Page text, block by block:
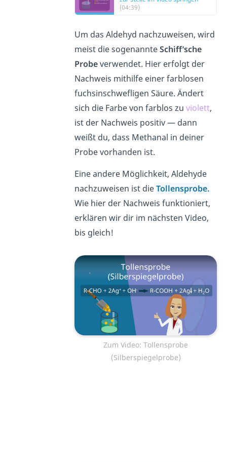
(04:39)
Um das Aldehyd nachzuweisen, wird
meist die sogenannteSchiff’sche
Probeverwendet. Hier erfolgt der
Nachweis mithilfe einer farblosen
fuchsinschwefligen Säure. Ändert
sich die Farbe von farblos zuviolett,
ist der Nachweis positiv — dann
weißt du, dass Methanal in deiner
Probe vorhanden ist.
Eine andere Möglichkeit, Aldehyde
nachzuweisen ist dieTollensprobe.
Wie hier der Nachweis funktioniert,
erklären wir dir im nächsten Video,
bis gleich!
Zum Video: Tollensprobe
(Silberspiegelprobe)